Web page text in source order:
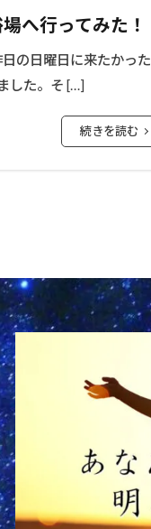
へ行ってみた！
の日曜日に来たかった
した。そ […]
続きを読む